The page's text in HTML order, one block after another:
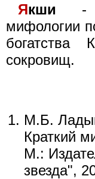
Якши - в
мифологии
богатства
сокровищ.
М.Б.
Краткий
М.:
звезда",